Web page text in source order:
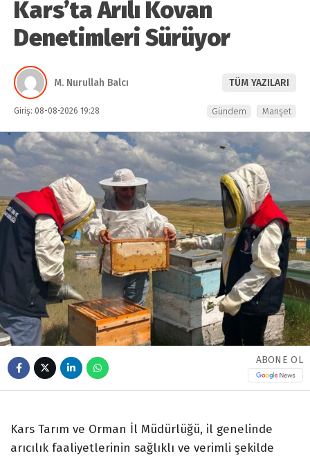
Kars’ta Arılı Kovan
Denetimleri Sürüyor
M. Nurullah Balcı TÜM YAZILARI
Giriş: 08-08-2026 19:28 Gündem Manşet
ABONE OL
Kars Tarım ve Orman İl Müdürlüğü, il genelinde
arıcılık faaliyetlerinin sağlıklı ve verimli şekilde